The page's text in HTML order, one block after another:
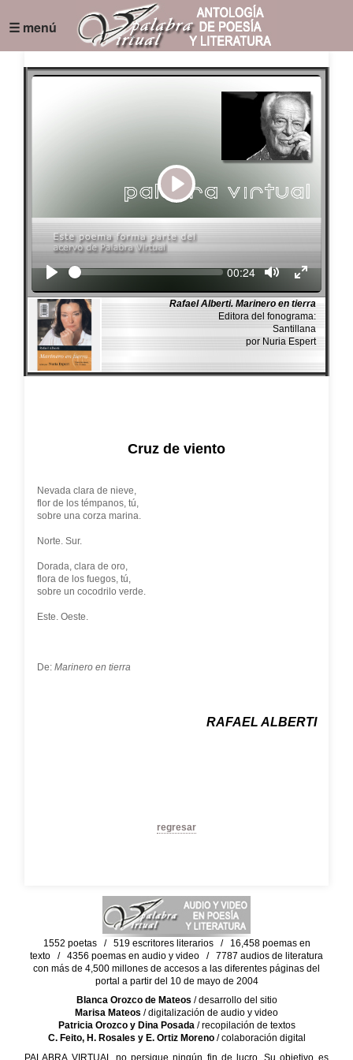
☰ menú
Play
Seek Current
00:24
Rafael Alberti. Marinero en tierra
Editora del fonograma:
Santillana
por Nuria Espert
Cruz de viento
Nevada clara de nieve,
flor de los témpanos, tú,
sobre una corza marina.
Norte. Sur.
Dorada, clara de oro,
flora de los fuegos, tú,
sobre un cocodrilo verde.
Este. Oeste.
De: Marinero en tierra
RAFAEL ALBERTI
regresar
1552 poetas / 519 escritores literarios / 16,458 poemas en
texto / 4356 poemas en audio y video / 7787 audios de literatura
con más de 4,500 millones de accesos a las diferentes páginas del
portal a partir del 10 de mayo de 2004
Blanca Orozco de Mateos / desarrollo del sitio
Marisa Mateos / digitalización de audio y video
Patricia Orozco y Dina Posada/ recopilación de textos
C. Feito, H. Rosales y E. Ortiz Moreno/ colaboración digital
PALABRA VIRTUAL no persigue ningún fin de lucro. Su objetivo es